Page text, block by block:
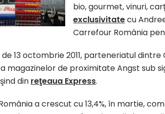
bio, gourmet, vinuri,
exclusivitatecu
Carrefour România
13 octombrie 2011, parteneriatul
magazinelor de proximitate Angst sub
din reţeaua Express.
a crescut cu 13,4%, în martie,